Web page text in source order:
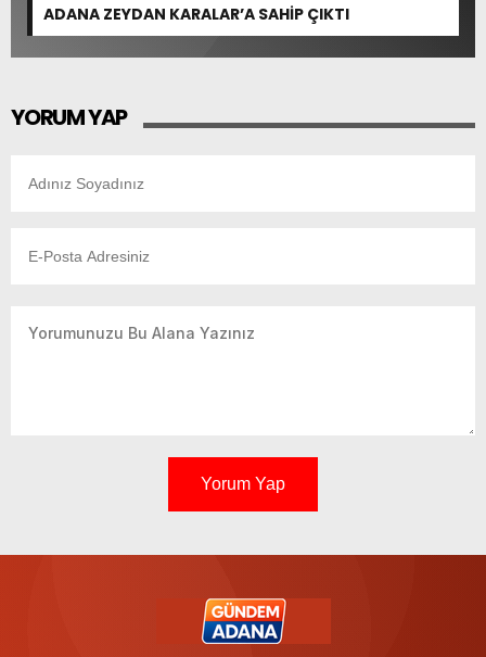
ADANA ZEYDAN KARALAR’A SAHİP ÇIKTI
YORUM YAP
Yorum Yap